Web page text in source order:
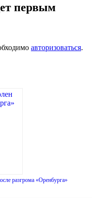
первым
авторизоваться.
разгрома «Оренбурга»